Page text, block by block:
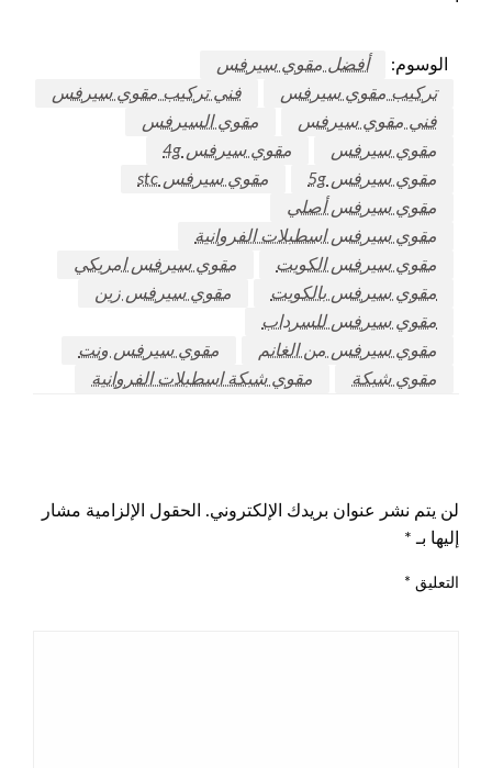
الوسوم:
أفضل مقوي سيرفس
تركيب مقوي سيرفس
فني تركيب مقوي سيرفس
فني مقوي سيرفس
مقوي السيرفس
مقوي سيرفس
مقوي سيرفس 4g
مقوي سيرفس 5g
مقوي سيرفس stc
مقوي سيرفس أصلي
مقوي سيرفس اسطبلات الفروانية
مقوي سيرفس الكويت
مقوي سيرفس امريكي
مقوي سيرفس بالكويت
مقوي سيرفس زين
مقوي سيرفس للسرداب
مقوي سيرفس من الغانم
مقوي سيرفس ونت
مقوي شبكة
مقوي شبكة اسطبلات الفروانية
لن يتم نشر عنوان بريدك الإلكتروني.
الحقول الإلزامية مشار
إليها بـ *
التعليق *